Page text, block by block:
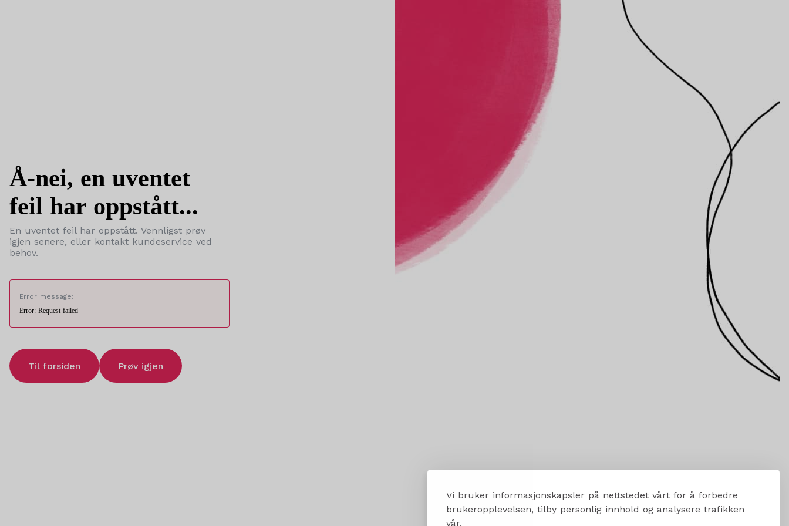
Vi bruker informasjonskapsler på nettstedet vårt for å forbedre
brukeropplevelsen, tilby personlig innhold og analysere trafikken
vår.
Å-nei, en uventet
feil har oppstått...
En uventet feil har oppstått. Vennligst prøv
igjen senere, eller kontakt kundeservice ved
behov.
Error message:
Error: Request failed
Til forsiden Prøv igjen